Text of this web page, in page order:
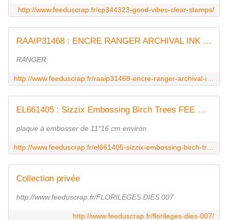
http://www.feeduscrap.fr/cp344323-good-vibes-clear-stamps/
RAAIP31468 : ENCRE RANGER ARCHIVAL INK BLACK
RANGER
EL661405 : Sizzix Embossing Birch Trees FEE DU SCRAP
plaque à embosser de 11*16 cm environ
Collection privée
http://www.feeduscrap.fr/FLORILEGES DIES 007
http://www.feeduscrap.fr/florileges-dies-007/